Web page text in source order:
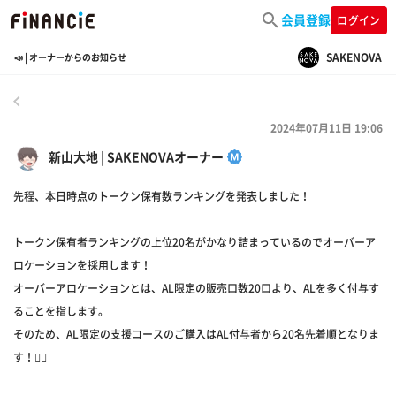
会員登録 ログイン
📣 | オーナーからのお知らせ SAKENOVA
新山大地 | SAKENOVAオーナー
2024年07月11日 19:06
先程、本日時点のトークン保有数ランキングを発表しました！
トークン保有者ランキングの上位20名がかなり詰まっているのでオーバーア
ロケーションを採用します！
オーバーアロケーションとは、AL限定の販売口数20口より、ALを多く付与す
ることを指します。
そのため、AL限定の支援コースのご購入はAL付与者から20名先着順となりま
す！🏃‍♀️